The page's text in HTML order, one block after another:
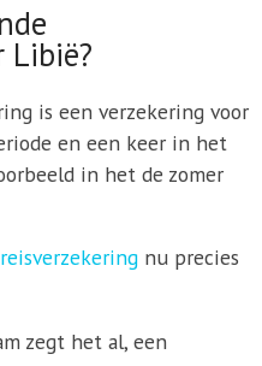
Libië?
is een verzekering voor
en een keer in het
in het de zomer
reisverzekeringnu precies
zegt het al, een